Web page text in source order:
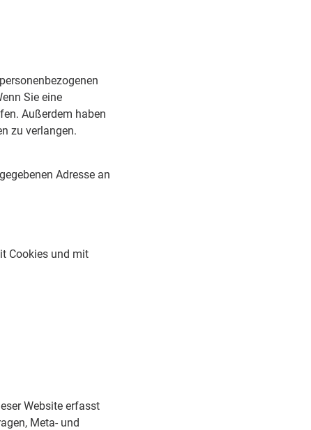
Sie eine
Außerdem haben
zu verlangen.
Adresse an
Cookies und mit
Website erfasst
Meta- und